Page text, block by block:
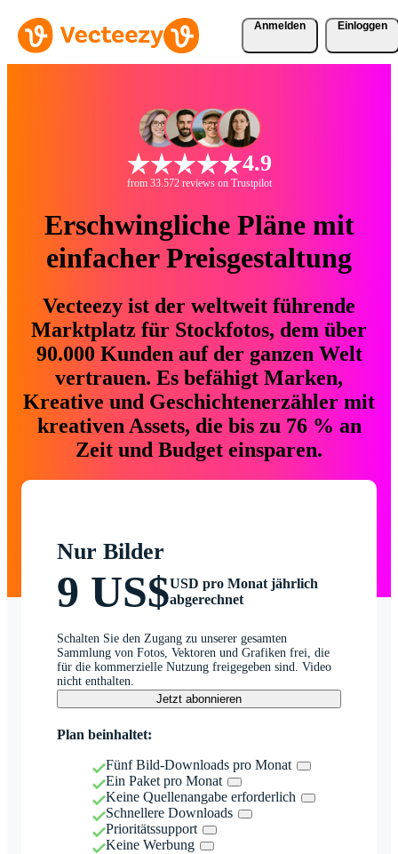
Anmelden Einloggen
4.9
from 33.572 reviews on Trustpilot
Erschwingliche Pläne mit
einfacher Preisgestaltung
Vecteezy ist der weltweit führende
Marktplatz für Stockfotos, dem über
90.000 Kunden auf der ganzen Welt
vertrauen. Es befähigt Marken,
Kreative und Geschichtenerzähler mit
kreativen Assets, die bis zu 76 % an
Zeit und Budget einsparen.
Nur Bilder
9 US$USD pro Monat jährlich
abgerechnet
Schalten Sie den Zugang zu unserer gesamten
Sammlung von Fotos, Vektoren und Grafiken frei, die
für die kommerzielle Nutzung freigegeben sind. Video
nicht enthalten.
Jetzt abonnieren
Plan beinhaltet:
Fünf Bild-Downloads pro Monat
Ein Paket pro Monat
Keine Quellenangabe erforderlich
Schnellere Downloads
Prioritätssupport
Keine Werbung